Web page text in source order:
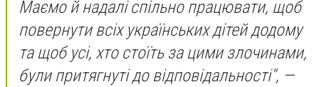
Маємо й надалі спільно працювати, щоб
повернути всіх українських дітей додому
та щоб усі, хто стоїть за цими злочинами,
були притягнуті до відповідальності", —